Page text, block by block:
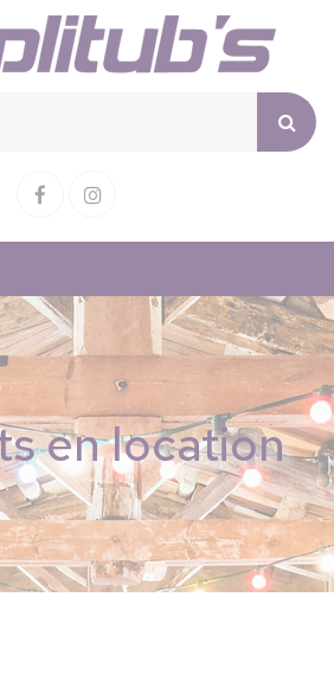
FacebookInstagram
en location